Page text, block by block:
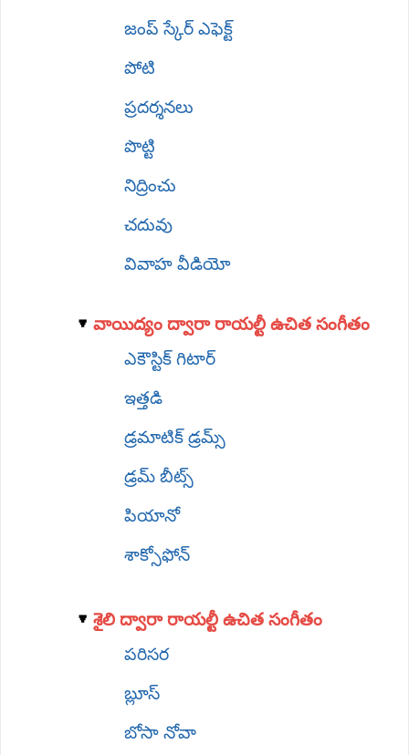
జంప్ స్కేర్ ఎఫెక్ట్
పోటి
ప్రదర్శనలు
పొట్టి
నిద్రించు
చదువు
వివాహ వీడియో
వాయిద్యం ద్వారా రాయల్టీ ఉచిత సంగీతం
ఎకౌస్టిక్ గిటార్
ఇత్తడి
డ్రమాటిక్ డ్రమ్స్
డ్రమ్ బీట్స్
పియానో
శాక్సోఫోన్
శైలి ద్వారా రాయల్టీ ఉచిత సంగీతం
పరిసర
బ్లూస్
బోసా నోవా